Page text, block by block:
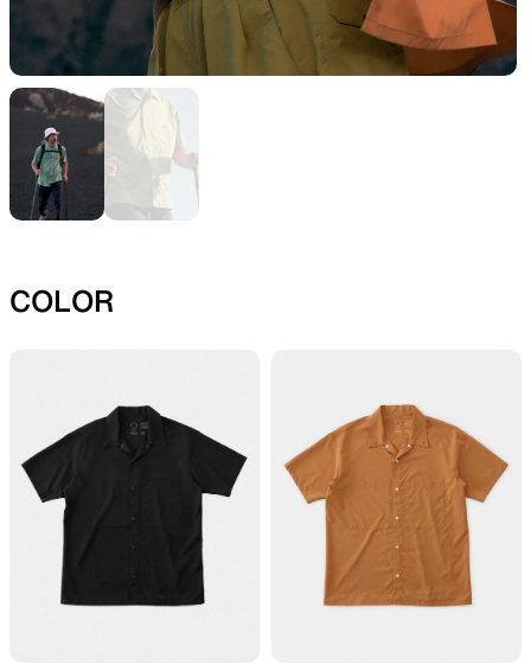
ALL WEATHER
どんな状況にも対応する全天候
型行動着
ACTIVE INSULATION
SLEEPING PADS
ACCESSORIES
機能を拡張する道具
SPECIAL OFFERS
製品ロスをなくすための特別
COLOR